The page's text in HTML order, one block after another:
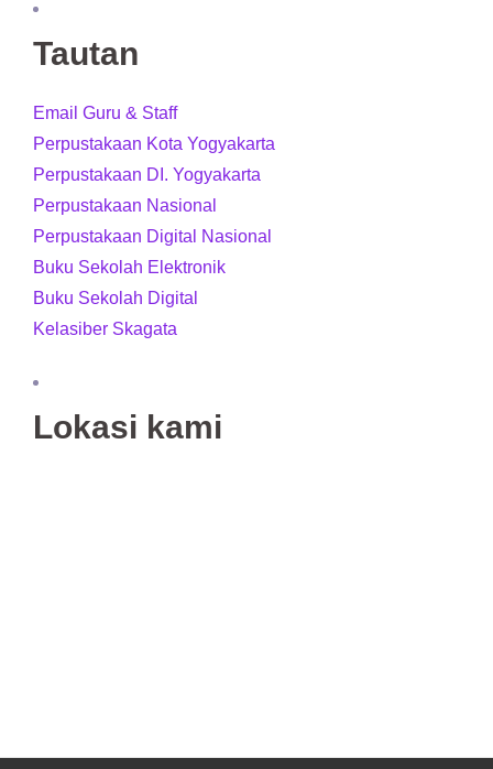
Tautan
Email Guru & Staff
Perpustakaan Kota Yogyakarta
Perpustakaan DI. Yogyakarta
Perpustakaan Nasional
Perpustakaan Digital Nasional
Buku Sekolah Elektronik
Buku Sekolah Digital
Kelasiber Skagata
Lokasi kami